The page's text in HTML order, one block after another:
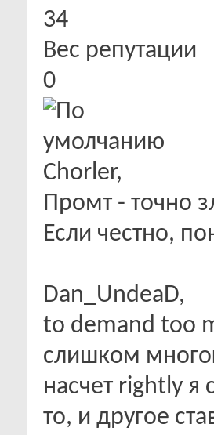
34
Вес репутации
0
Chorler,
Промт - точно
Если честно,
Dan_UndeaD,
to demand too
слишком
насчет rightly я
то, и другое